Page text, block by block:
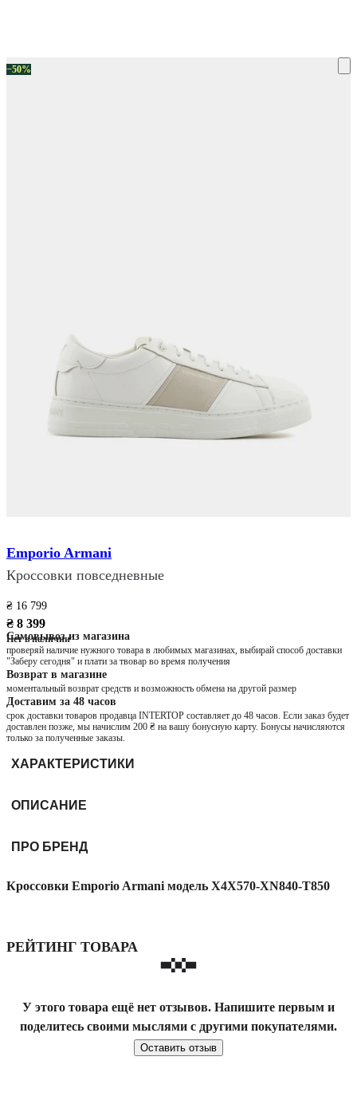
−50%
Emporio Armani
Кроссовки повседневные
₴ 16 799
₴ 8 399
Нет в наличии
Самовывоз из магазина
проверяй наличие нужного товара в любимых магазинах, выбирай способ доставки
"Заберу сегодня" и плати за твовар во время получения
Возврат в магазине
моментальный возврат средств и возможность обмена на другой размер
Доставим за 48 часов
срок доставки товаров продавца INTERTOP составляет до 48 часов. Если заказ будет
доставлен позже, мы начислим 200 ₴ на вашу бонусную карту. Бонусы начисляются
только за полученные заказы.
ХАРАКТЕРИСТИКИ
ОПИСАНИЕ
ПРО БРЕНД
Кроссовки Emporio Armani модель X4X570-XN840-T850
РЕЙТИНГ ТОВАРА
У этого товара ещё нет отзывов. Напишите первым и
поделитесь своими мыслями с другими покупателями.
Оставить отзыв